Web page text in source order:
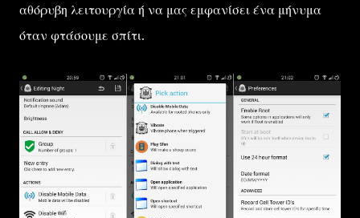
αθόρυβη λειτουργία ή να μας εμφανίσει ένα μήνυμα
όταν φτάσουμε σπίτι.